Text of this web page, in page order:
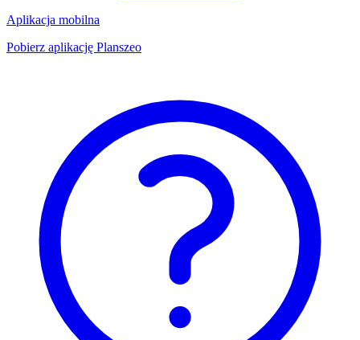
Aplikacja mobilna
Pobierz aplikację Planszeo